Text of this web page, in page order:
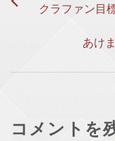
クラファン目
あけ
コメントを